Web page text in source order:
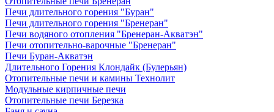
Печи длительного горения "Буран"
Печи длительного горения "Бренеран"
Печи водяного отопления "Бренеран-Акватэн"
Печи отопительно-варочные "Бренеран"
Печи Буран-Акватэн
Длительного Горения Клондайк (Булерьян)
Отопительные печи и камины Технолит
Модульные кирпичные печи
Отопительные печи Березка